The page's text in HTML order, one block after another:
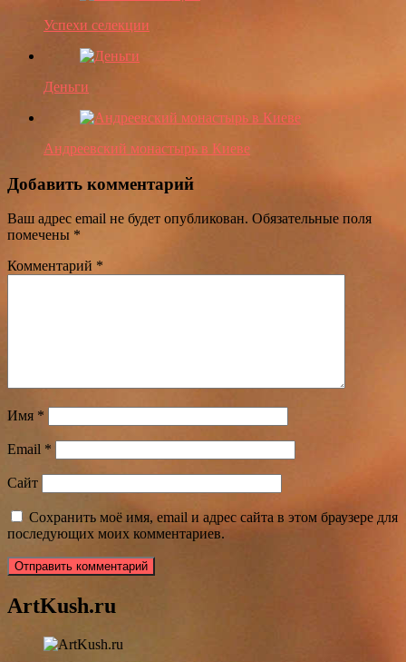
Успехи селекции
Деньги
Андреевский монастырь в Киеве
Добавить комментарий
Ваш адрес email не будет опубликован. Обязательные поля
помечены *
Комментарий *
Имя *
Email *
Сайт
Сохранить моё имя, email и адрес сайта в этом браузере для
последующих моих комментариев.
ArtKush.ru